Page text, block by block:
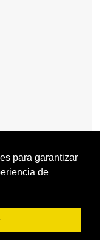
para garantizar
de